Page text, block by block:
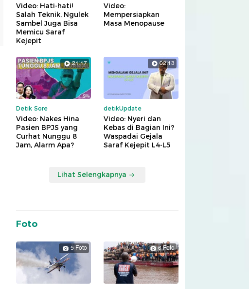
Video: Hati-hati!
Salah Teknik, Ngulek
Sambel Juga Bisa
Memicu Saraf
Kejepit
Video:
Mempersiapkan
Masa Menopause
21:17
Detik Sore
Video: Nakes Hina
Pasien BPJS yang
Curhat Nunggu 8
Jam, Alarm Apa?
02:13
detikUpdate
Video: Nyeri dan
Kebas di Bagian Ini?
Waspadai Gejala
Saraf Kejepit L4-L5
Lihat Selengkapnya
Foto
5 Foto 6 Foto